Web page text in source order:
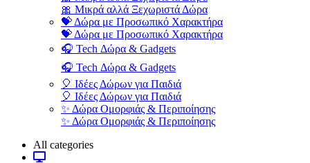
🎀 Μικρά αλλά Ξεχωριστά Δώρα
💝 Δώρα με Προσωπικό Χαρακτήρα
💝 Δώρα με Προσωπικό Χαρακτήρα
🎧 Tech Δώρα & Gadgets
🎧 Tech Δώρα & Gadgets
🎈 Ιδέες Δώρων για Παιδιά
🎈 Ιδέες Δώρων για Παιδιά
✨ Δώρα Ομορφιάς & Περιποίησης
✨ Δώρα Ομορφιάς & Περιποίησης
All categories